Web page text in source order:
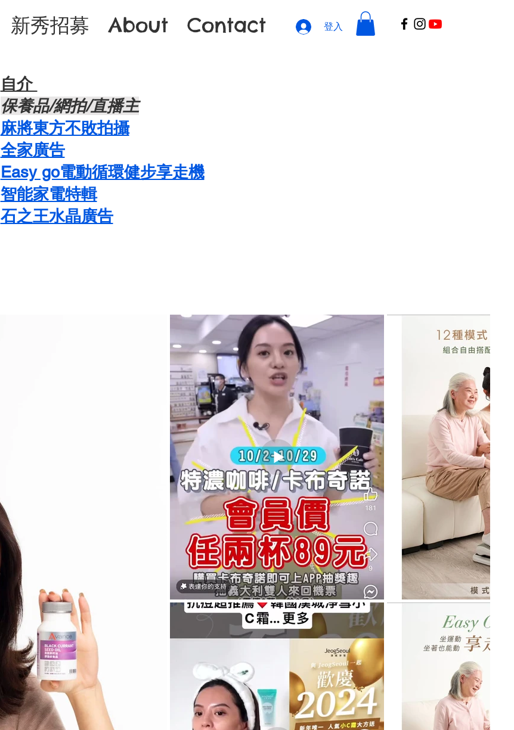
新秀招募 About Contact 登入
自介 ​
​保養品/網拍/直播主
麻將東方不敗拍攝
​全家廣告
Easy go電動循環健步享走機
智能家電特輯
石之王水晶廣告